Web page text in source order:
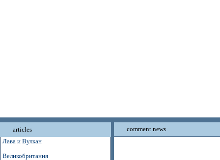
articles
Лава и Вулкан
Великобритания
comment news